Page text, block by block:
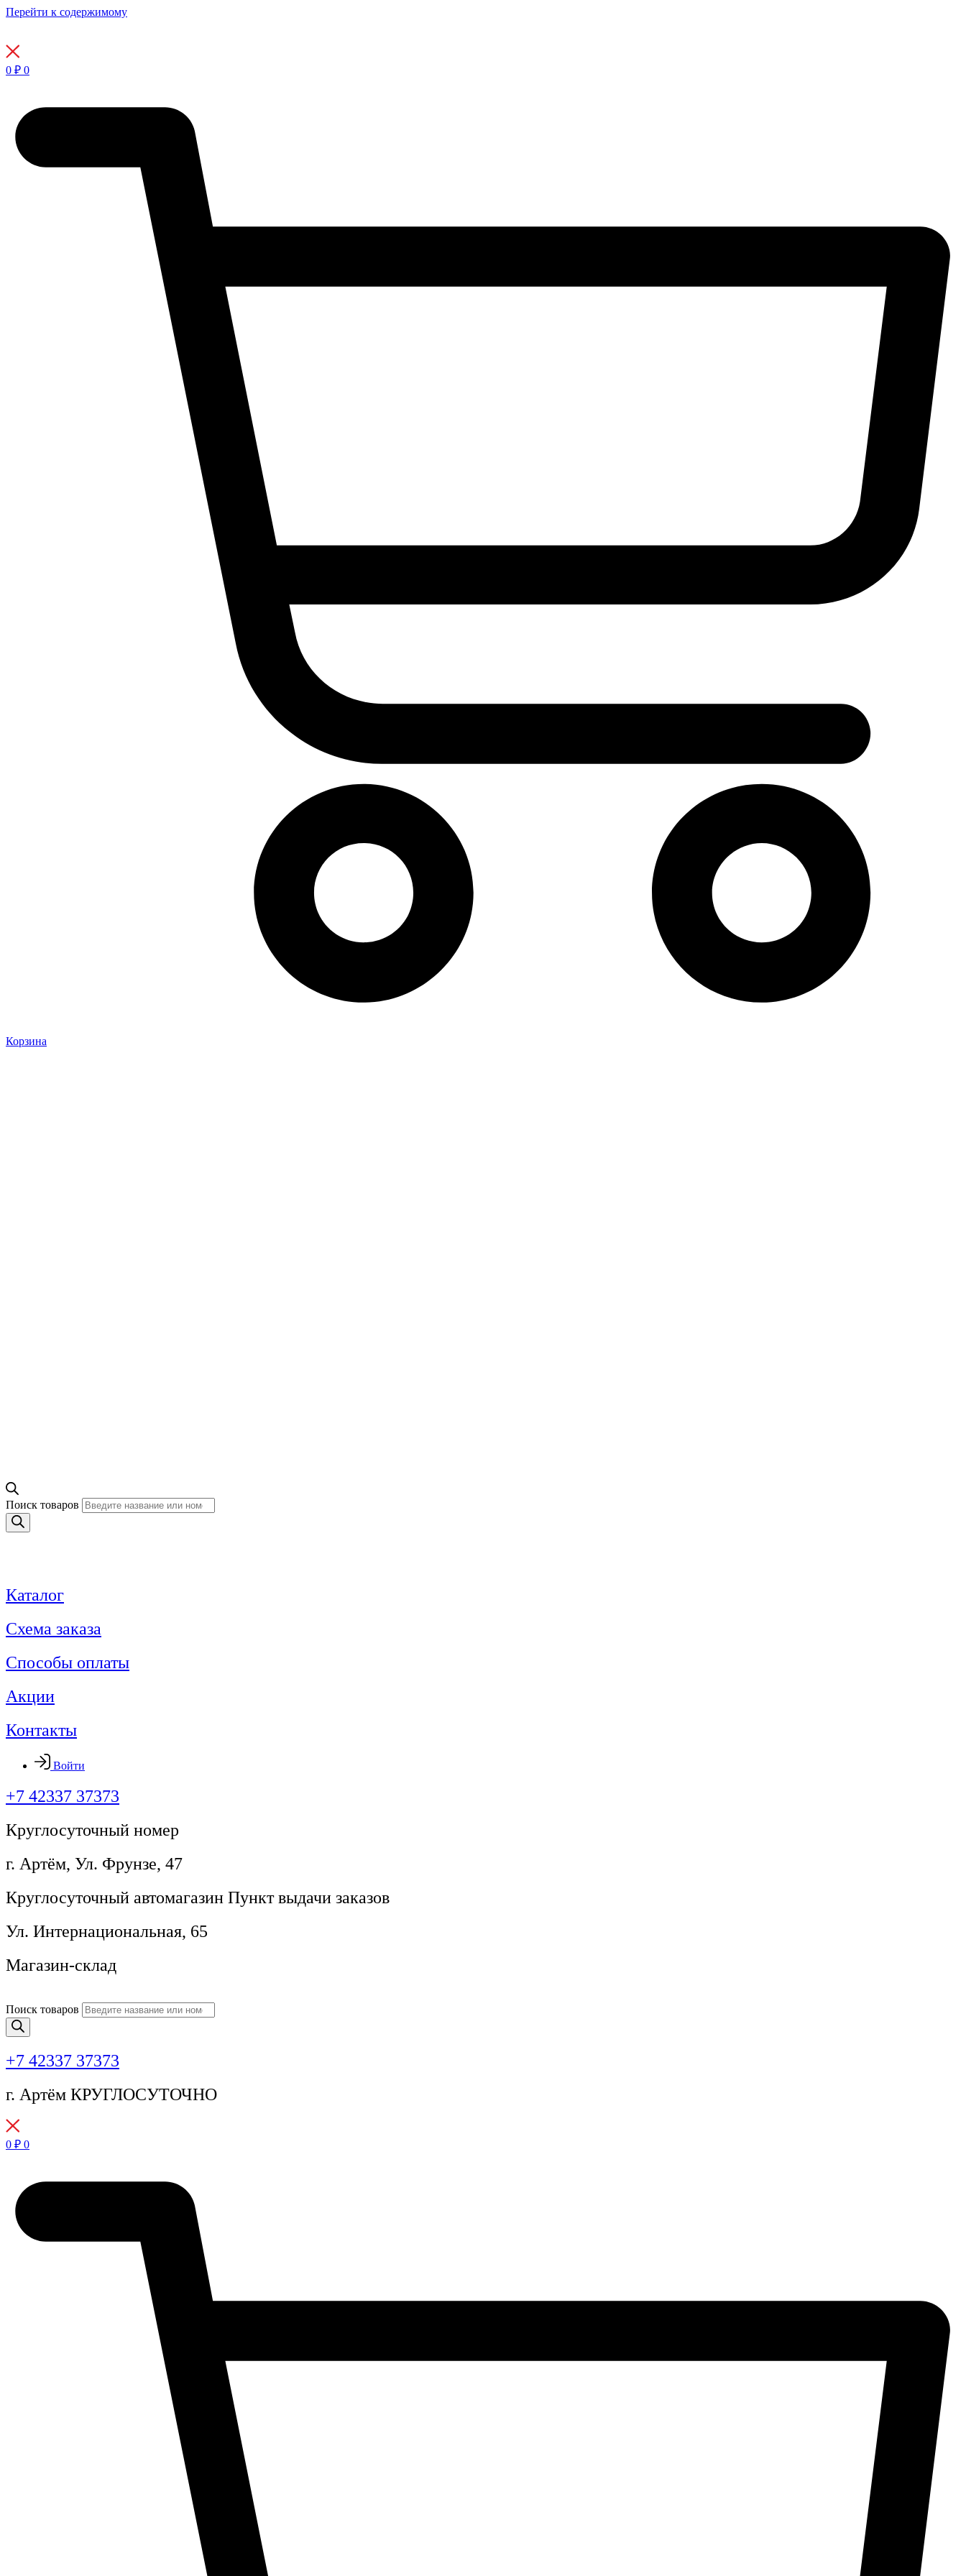
Перейти к содержимому
0 ₽ 0
Корзина
Поиск товаров
Каталог
Схема заказа
Способы оплаты
Акции
Контакты
Войти
+7 42337 37373
Круглосуточный номер
г. Артём, ​Ул. Фрунзе, 47
Круглосуточный автомагазин Пункт выдачи заказов
Ул. Интернациональная, 65
Магазин-склад
Поиск товаров
+7 42337 37373
г. Артём КРУГЛОСУТОЧНО
0 ₽ 0